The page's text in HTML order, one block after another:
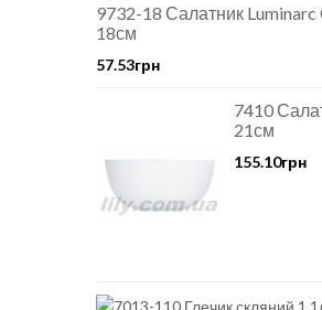
9732-18 Салатник Luminarc
18см
57.53грн
7410
21см
155.10грн